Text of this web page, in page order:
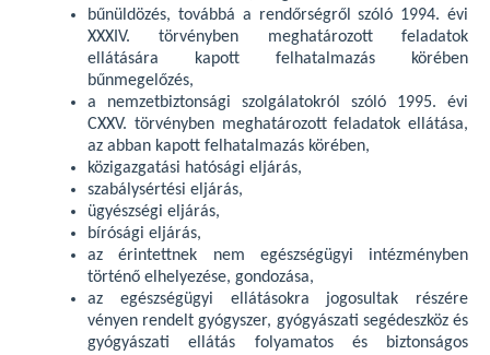
bűnüldözés, továbbá a rendőrségről szóló 1994. évi
XXXIV. törvényben meghatározott feladatok
ellátására kapott felhatalmazás körében
bűnmegelőzés,
a nemzetbiztonsági szolgálatokról szóló 1995. évi
CXXV. törvényben meghatározott feladatok ellátása,
az abban kapott felhatalmazás körében,
közigazgatási hatósági eljárás,
szabálysértési eljárás,
ügyészségi eljárás,
bírósági eljárás,
az érintettnek nem egészségügyi intézményben
történő elhelyezése, gondozása,
az egészségügyi ellátásokra jogosultak részére
vényen rendelt gyógyszer, gyógyászati segédeszköz és
gyógyászati ellátás folyamatos és biztonságos